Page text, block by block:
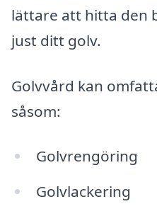
lättare att hitta den
just ditt golv.
Golvvård kan
såsom:
Golvrengöring
Golvlackering